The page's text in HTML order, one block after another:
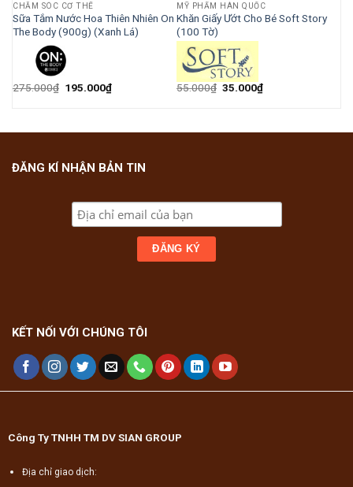
CHĂM SÓC CƠ THỂ
Sữa Tắm Nước Hoa Thiên Nhiên On
The Body (900g) (Xanh Lá)
275.000₫ 195.000₫
MỸ PHẨM HÀN QUỐC
Khăn Giấy Ướt Cho Bé Soft Story
(100 Tờ)
55.000₫ 35.000₫
ĐĂNG KÍ NHẬN BẢN TIN
KẾT NỐI VỚI CHÚNG TÔI
Công Ty TNHH TM DV SIAN GROUP
Địa chỉ giao dịch: